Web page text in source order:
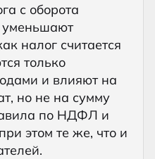
с оборота
уменьшают
налог считается
только
и влияют на
но не на сумму
по НДФЛ и
этом те же, что и